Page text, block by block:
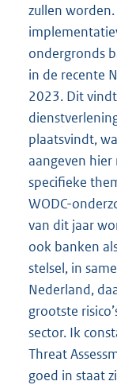
zullen
ondergronds
in de recente
2023. Dit
plaatsvindt,
aangeven
specifieke
WODC-
van dit jaar
ook banken
stelsel, in
Nederland,
grootste
sector. Ik
Threat
goed in staat